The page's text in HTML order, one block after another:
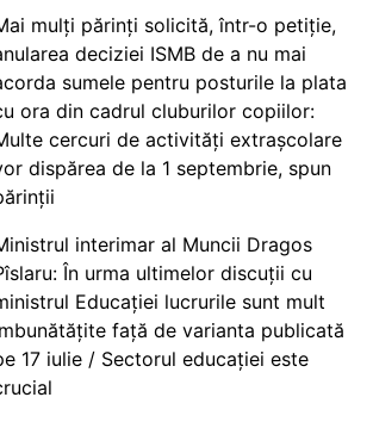
mulți părinți solicită, într-o petiție,
deciziei ISMB de a nu mai
sumele pentru posturile la plata
ora din cadrul cluburilor copiilor:
cercuri de activități extrașcolare
dispărea de la 1 septembrie, spun
interimar al Muncii Dragos
În urma ultimelor discuții cu
Educației lucrurile sunt mult
față de varianta publicată
17 iulie / Sectorul educației este